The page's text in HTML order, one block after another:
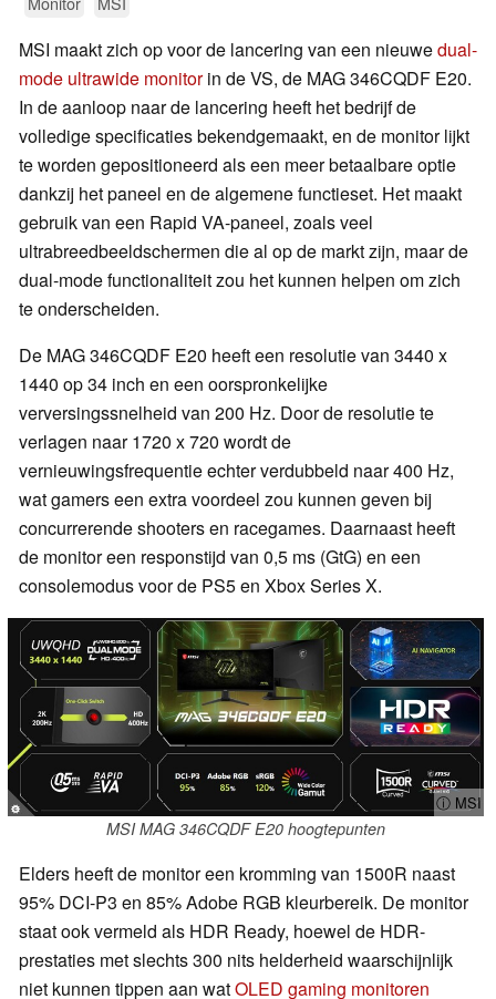
MSI maakt zich op voor de lancering van een nieuwedual-
mode ultrawide monitorin de VS, de MAG 346CQDF E20.
In de aanloop naar de lancering heeft het bedrijf de
volledige specificaties bekendgemaakt, en de monitor lijkt
te worden gepositioneerd als een meer betaalbare optie
dankzij het paneel en de algemene functieset. Het maakt
gebruik van een Rapid VA-paneel, zoals veel
ultrabreedbeeldschermen die al op de markt zijn, maar de
dual-mode functionaliteit zou het kunnen helpen om zich
te onderscheiden.
De MAG 346CQDF E20 heeft een resolutie van 3440 x
1440 op 34 inch en een oorspronkelijke
verversingssnelheid van 200 Hz. Door de resolutie te
verlagen naar 1720 x 720 wordt de
vernieuwingsfrequentie echter verdubbeld naar 400 Hz,
wat gamers een extra voordeel zou kunnen geven bij
concurrerende shooters en racegames. Daarnaast heeft
de monitor een responstijd van 0,5 ms (GtG) en een
consolemodus voor de PS5 en Xbox Series X.
ⓘ MSI
MSI MAG 346CQDF E20 hoogtepunten
Elders heeft de monitor een kromming van 1500R naast
95% DCI-P3 en 85% Adobe RGB kleurbereik. De monitor
staat ook vermeld als HDR Ready, hoewel de HDR-
prestaties met slechts 300 nits helderheid waarschijnlijk
niet kunnen tippen aan watOLED gaming monitoren